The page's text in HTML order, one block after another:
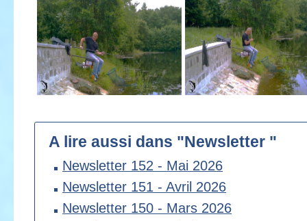
A lire aussi dans "Newsletter "
Newsletter 152 - Mai 2026
Newsletter 151 - Avril 2026
Newsletter 150 - Mars 2026